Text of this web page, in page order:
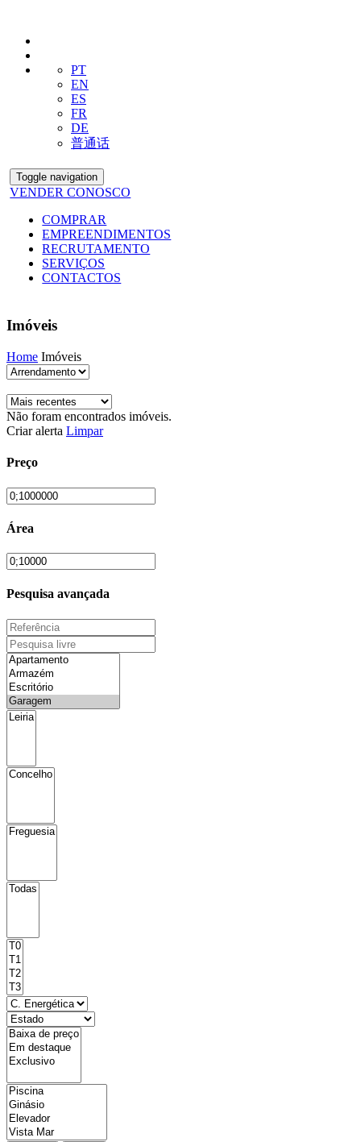
PT
EN
ES
FR
DE
普通话
Toggle navigation
VENDER CONOSCO
COMPRAR
EMPREENDIMENTOS
RECRUTAMENTO
SERVIÇOS
CONTACTOS
Imóveis
Home Imóveis
Não foram encontrados imóveis.
Criar alerta Limpar
Preço
Área
Pesquisa avançada